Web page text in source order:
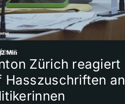
2 Min
Zürich reagiert
Hasszuschriften an